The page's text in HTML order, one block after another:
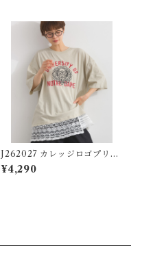
J262027 カレッジロゴプリン
ト 異素材レイヤード風チュニ
ック / College Logo Print
¥4,290